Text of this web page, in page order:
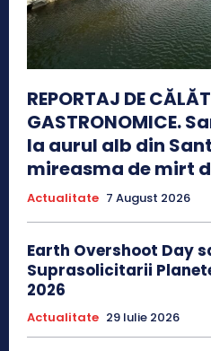
REPORTAJ DE
GASTRONOMICE.
la aurul alb din
mireasma de mirt
Actualitate 7 August 2026
Earth Overshoot Day
Suprasolicitarii
2026
Actualitate 29 Iulie 2026